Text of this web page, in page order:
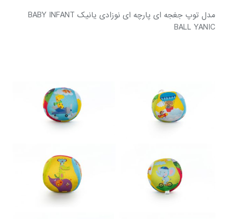
مدل توپ جغجه ای پارچه ای نوزادی یانیک BABY INFANT
BALL YANIC